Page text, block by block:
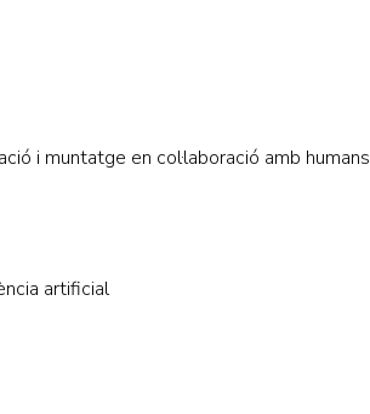
i muntatge en col·laboració amb humans
artificial